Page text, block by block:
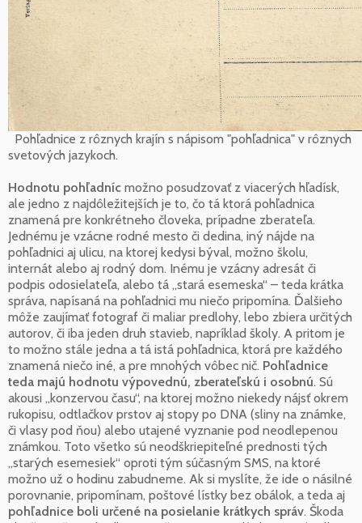
Pohľadnice z rôznych krajín s nápisom "pohľadnica" v rôznych
svetových jazykoch.
Hodnotu pohľadníc možno posudzovať z viacerých hľadísk,
ale jedno z najdôležitejších je to, čo tá ktorá pohľadnica
znamená pre konkrétneho človeka, prípadne zberateľa.
Jednému je vzácne rodné mesto či dedina, iný nájde na
pohľadnici aj ulicu, na ktorej kedysi býval, možno školu,
internát alebo aj rodný dom. Inému je vzácny adresát či
podpis odosielateľa, alebo tá „stará esemeska“ – teda krátka
správa, napísaná na pohľadnici mu niečo pripomína. Ďalšieho
môže zaujímať fotograf či maliar predlohy, lebo zbiera určitých
autorov, či iba jeden druh stavieb, napríklad školy. A pritom je
to možno stále jedna a tá istá pohľadnica, ktorá pre každého
znamená niečo iné, a pre mnohých vôbec nič. Pohľadnice
teda majú hodnotu výpovednú, zberateľskú i osobnú. Sú
akousi „konzervou času“, na ktorej možno niekedy nájsť okrem
rukopisu, odtlačkov prstov aj stopy po DNA (sliny na známke,
či vlasy pod ňou) alebo utajené vyznanie pod neodlepenou
známkou. Toto všetko sú neodškriepiteľné prednosti tých
„starých esemesiek“ oproti tým súčasným SMS, na ktoré
možno už o hodinu zabudneme. Ak si myslíte, že ide o násilné
porovnanie, pripomínam, poštové lístky bez obálok, a teda aj
pohľadnice boli určené na posielanie krátkych správ. Škoda